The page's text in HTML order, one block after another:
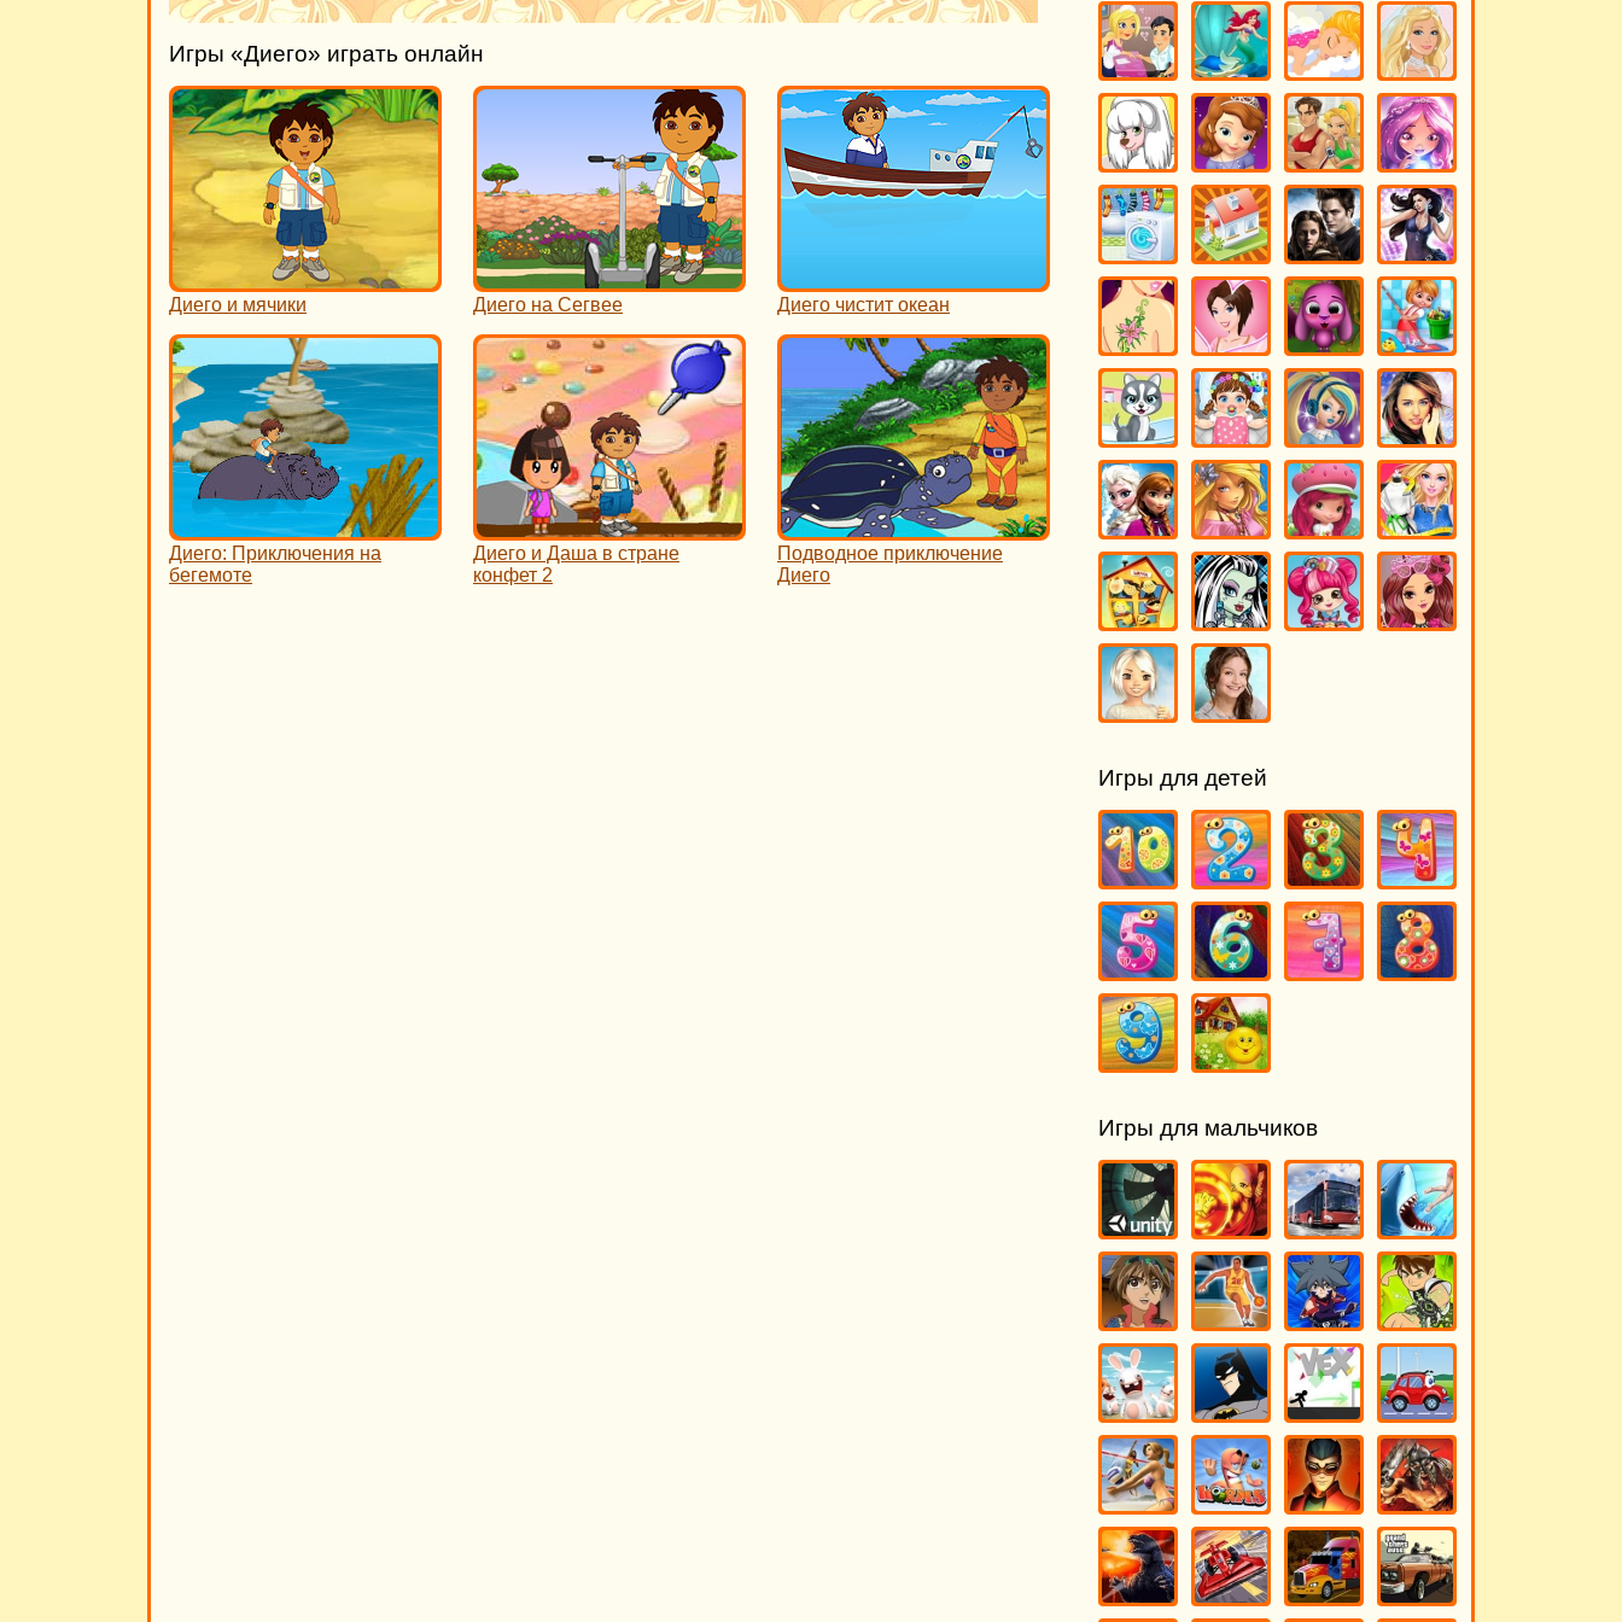
Игры «Диего» играть онлайн
Диего и мячики Диего на Сегвее Диего чистит океан
Диего: Приключения на
бегемоте
Диего и Даша в стране
конфет 2
Подводное приключение
Диего
Игры для детей
Игры для мальчиков